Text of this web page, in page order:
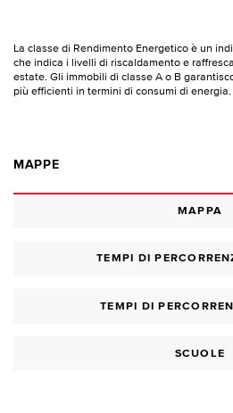
La classe di Rendimento Energetico è un
che indica i livelli di riscaldamento e
estate. Gli immobili di classe A o B
più efficienti in termini di consumi di energia.
MAPPE
MAPPA
TEMPI DI
TEMPI DI
SCUOLE